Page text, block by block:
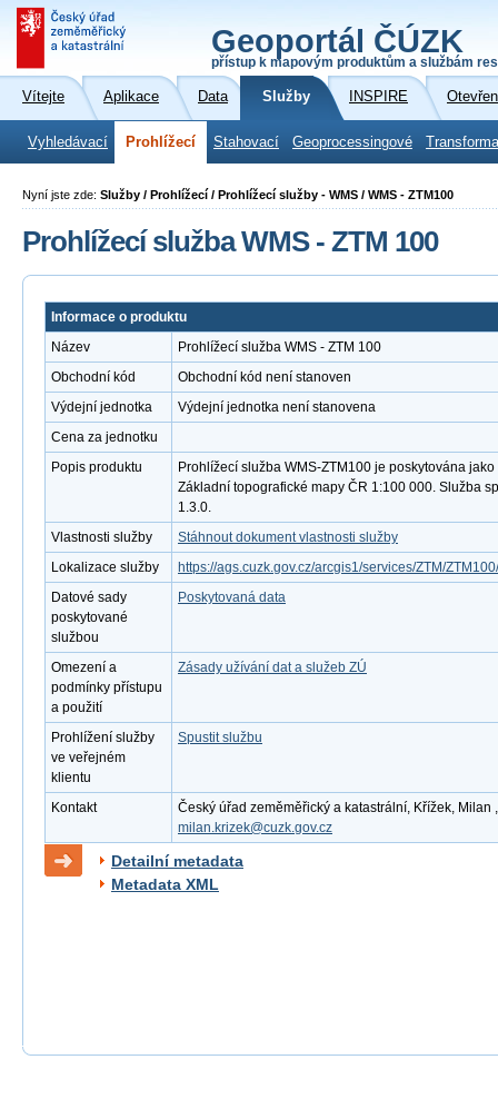
Geoportál ČÚZK
přístup k mapovým produktům a službám
Vítejte Aplikace Data Služby INSPIRE
Vyhledávací Prohlížecí Stahovací Geoprocessingové
Nyní jste zde: Služby / Prohlížecí / Prohlížecí služby - WMS / WMS - ZTM100
Prohlížecí služba WMS - ZTM 100
Informace o produktu
Název
Prohlížecí služba WMS - ZTM 100
Obchodní kód
Obchodní kód není stanoven
Výdejní jednotka
Výdejní jednotka není stanovena
Cena za jednotku
Popis produktu
Prohlížecí služba WMS-ZTM100 je poskytována
Základní topografické mapy ČR 1:100 000. Služba
1.3.0.
Vlastnosti služby
Stáhnout dokument vlastnosti služby
Lokalizace služby
https://ags.cuzk.gov.cz/arcgis1/services/ZTM/
Datové sady
poskytované
službou
Poskytovaná data
Omezení a
podmínky přístupu
a použití
Zásady užívání dat a služeb ZÚ
Prohlížení služby
ve veřejném
klientu
Spustit službu
Kontakt
Český úřad zeměměřický a katastrální, Křížek, Milan
milan.krizek@cuzk.gov.cz
Detailní metadata
Metadata XML